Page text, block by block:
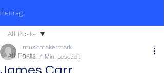
Beitrag
All Posts
All Posts
musicmakermark
9. Jan.1 Min. Lesezeit